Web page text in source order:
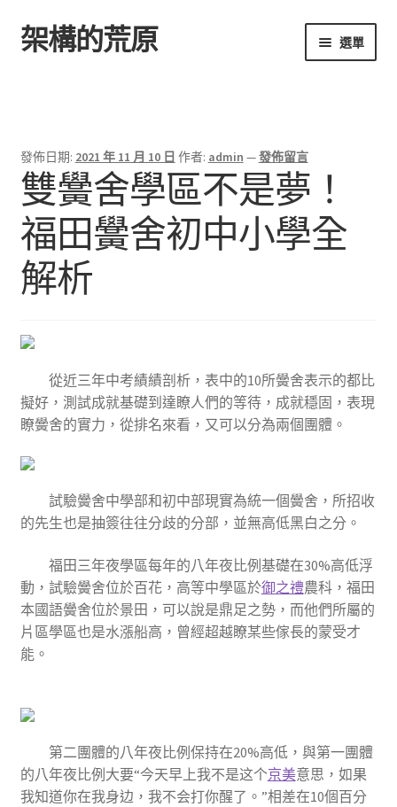
跳
至
跳
至
架構的荒原 選單
發佈日期: 2021 年 11 月 10 日 作者: admin —發佈留言
雙黌舍學區不是夢！
福田黌舍初中小學全
解析
從近三年中考績績剖析，表中的10所黌舍表示的都比
擬好，測試成就基礎到達瞭人們的等待，成就穩固，表現
瞭黌舍的實力，從排名來看，又可以分為兩個團體。
試驗黌舍中學部和初中部現實為統一個黌舍，所招收
的先生也是抽簽往往分歧的分部，並無高低黑白之分。
福田三年夜學區每年的八年夜比例基礎在30%高低浮
動，試驗黌舍位於百花，高等中學區於御之禮農科，福田
本國語黌舍位於景田，可以說是鼎足之勢，而他們所屬的
片區學區也是水漲船高，曾經超越瞭某些傢長的蒙受才
能。
第二團體的八年夜比例保持在20%高低，與第一團體
的八年夜比例大要“今天早上我不是这个京美意思，如果
我知道你在我身边，我不会打你醒了。”相差在10個百分